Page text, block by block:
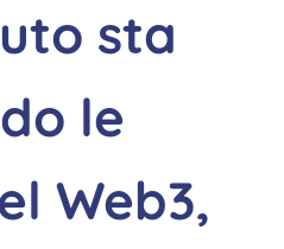
sta
le
Web3,